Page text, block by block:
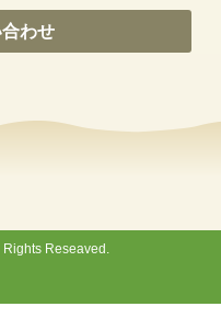
わせ
Reseaved.